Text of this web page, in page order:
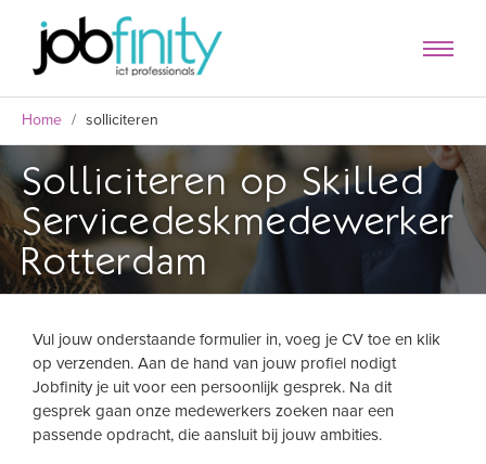
Home / solliciteren
Solliciteren op Skilled
Servicedeskmedewerker
Rotterdam
formulier
Vul jouw onderstaande formulier in, voeg je CV toe en klik
op verzenden. Aan de hand van jouw profiel nodigt
Jobfinity je uit voor een persoonlijk gesprek. Na dit
gesprek gaan onze medewerkers zoeken naar een
passende opdracht, die aansluit bij jouw ambities.